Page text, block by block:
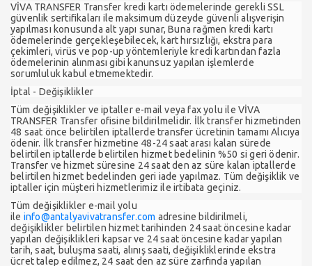
VİVA TRANSFER Transfer kredi kartı ödemelerinde gerekli SSL
güvenlik sertifikaları ile maksimum düzeyde güvenli alışverişin
yapılması konusunda alt yapı sunar, Buna rağmen kredi kartı
ödemelerinde gerçekleşebilecek, kart hırsızlığı, ekstra para
çekimleri, virüs ve pop-up yöntemleriyle kredi kartından fazla
ödemelerinin alınması gibi kanunsuz yapılan işlemlerde
sorumluluk kabul etmemektedir.
İptal - Değişiklikler
Tüm değişiklikler ve iptaller e-mail veya fax yolu ile VİVA
TRANSFER Transfer ofisine bildirilmelidir. İlk transfer hizmetinden
48 saat önce belirtilen iptallerde transfer ücretinin tamamı Alıcıya
ödenir. İlk transfer hizmetine 48-24 saat arası kalan sürede
belirtilen iptallerde belirtilen hizmet bedelinin %50 si geri ödenir.
Transfer ve hizmet süresine 24 saat den az süre kalan iptallerde
belirtilen hizmet bedelinden geri iade yapılmaz. Tüm değişiklik ve
iptaller için müşteri hizmetlerimiz ile irtibata geçiniz.
Tüm değişiklikler e-mail yolu
ile info@antalyavivatransfer.com adresine bildirilmeli,
değişiklikler belirtilen hizmet tarihinden 24 saat öncesine kadar
yapılan değişiklikleri kapsar ve 24 saat öncesine kadar yapılan
tarih, saat, buluşma saati, alınış saati, değişikliklerinde ekstra
ücret talep edilmez, 24 saat den az süre zarfında yapılan